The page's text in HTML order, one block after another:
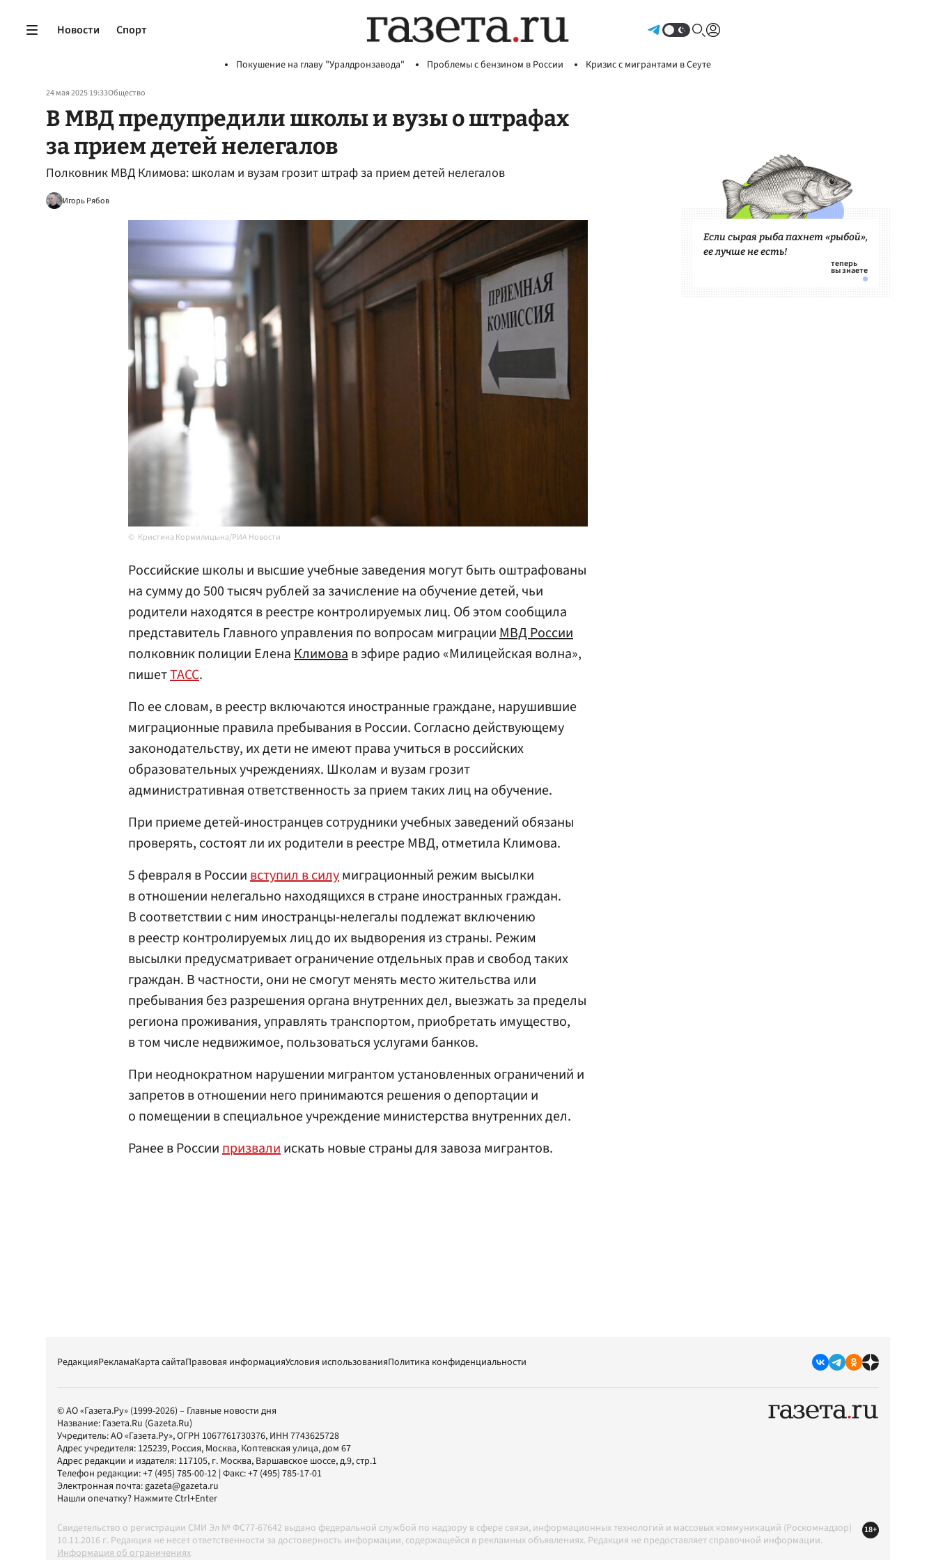
Новости Спорт
Покушение на главу "Уралдронзавода" Проблемы с бензином в России Кризис с мигрантами в Сеуте
24 мая 2025 19:33Общество
В МВД предупредили школы и вузы о штрафах
за прием детей нелегалов
Полковник МВД Климова: школам и вузам грозит штраф за прием детей нелегалов
Игорь Рябов
Кристина Кормилицына/РИА Новости
Российские школы и высшие учебные заведения могут быть оштрафованы
на сумму до 500 тысяч рублей за зачисление на обучение детей, чьи
родители находятся в реестре контролируемых лиц. Об этом сообщила
представитель Главного управления по вопросам миграцииМВД России
полковник полиции ЕленаКлимовав эфире радио «Милицейская волна»,
пишетТАСС.
По ее словам, в реестр включаются иностранные граждане, нарушившие
миграционные правила пребывания в России. Согласно действующему
законодательству, их дети не имеют права учиться в российских
образовательных учреждениях. Школам и вузам грозит
административная ответственность за прием таких лиц на обучение.
При приеме детей-иностранцев сотрудники учебных заведений обязаны
проверять, состоят ли их родители в реестре МВД, отметила Климова.
5 февраля в Россиивступил в силумиграционный режим высылки
в отношении нелегально находящихся в стране иностранных граждан.
В соответствии с ним иностранцы-нелегалы подлежат включению
в реестр контролируемых лиц до их выдворения из страны. Режим
высылки предусматривает ограничение отдельных прав и свобод таких
граждан. В частности, они не смогут менять место жительства или
пребывания без разрешения органа внутренних дел, выезжать за пределы
региона проживания, управлять транспортом, приобретать имущество,
в том числе недвижимое, пользоваться услугами банков.
При неоднократном нарушении мигрантом установленных ограничений и
запретов в отношении него принимаются решения о депортации и
о помещении в специальное учреждение министерства внутренних дел.
Ранее в Россиипризвалиискать новые страны для завоза мигрантов.
Если сырая рыба пахнет «рыбой»,
ее лучше не есть!
РедакцияРекламаКарта сайтаПравовая информацияУсловия использованияПолитика конфиденциальности
© АО «Газета.Ру» (1999-2026) – Главные новости дня
Название: Газета.Ru (Gazeta.Ru)
Учредитель:АО «Газета.Ру», ОГРН 1067761730376, ИНН 7743625728
Адрес учредителя: 125239, Россия, Москва, Коптевская улица, дом 67
Адрес редакции и издателя: 117105, г. Москва, Варшавское шоссе, д.9, стр.1
Телефон редакции:+7 (495) 785-00-12 | Факс:+7 (495) 785-17-01
Электронная почта:gazeta@gazeta.ru
Нашли опечатку? Нажмите Ctrl+Enter
Свидетельство о регистрации СМИ Эл № ФС77-67642 выдано федеральной службой по надзору в сфере связи, информационных технологий и массовых коммуникаций (Роскомнадзор)
10.11.2016 г. Редакция не несет ответственности за достоверность информации, содержащейся в рекламных объявлениях. Редакция не предоставляет справочной информации.
Информация об ограничениях
18+